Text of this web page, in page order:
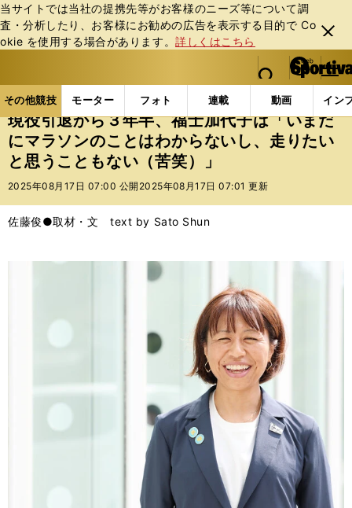
当サイトでは当社の提携先等がお客様のニーズ等について調
査・分析したり、お客様にお勧めの広告を表⽰する⽬的で Co
okie を使⽤する場合があります。詳しくはこちら
閉じ
る
web Sportiva (webスポルティーバ)
検索
マイペ
ー
ジ
メニュ
その他競技 モーター フォト 連載 動画 イン
ス
ポ
ル
テ
ー
バ
その他競技の記事一覧 陸上 現役引退から３年半、
現役引退から３年半、福士加代子は「いまだ
にマラソンのことはわからないし、走りたい
と思うこともない（苦笑）」
2025年08月17日 07:00 公開 2025年08月17日 07:01 更新
佐藤俊●取材・文 text by Sato Shun